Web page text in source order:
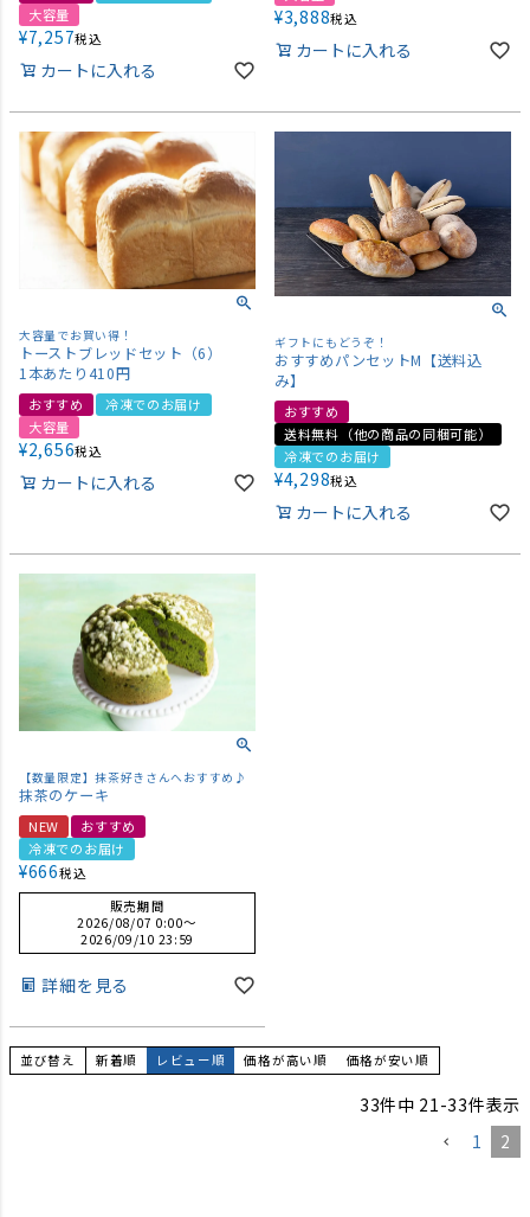
大容量
¥7,257税込
カートに入れる
¥3,888税込
カートに入れる
大容量でお買い得！
トーストブレッドセット（6）
1本あたり410円
おすすめ
冷凍でのお届け
大容量
¥2,656税込
カートに入れる
ギフトにもどうぞ！
おすすめパンセットM【送料込
み】
おすすめ
送料無料（他の商品の同梱可能）
冷凍でのお届け
¥4,298税込
カートに入れる
【数量限定】抹茶好きさんへおすすめ♪
抹茶のケーキ
NEW
おすすめ
冷凍でのお届け
¥666税込
販売期間
2026/08/07 0:00〜
2026/09/10 23:59
詳細を見る
並び替え 新着順 レビュー順 価格が高い順 価格が安い順
33件中 21-33件表示
1
2